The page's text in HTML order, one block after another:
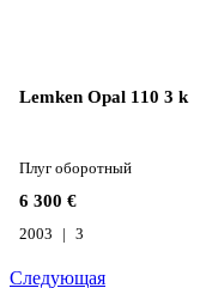
Lemken Opal 110 3 k
6 300 €
Плуг оборотный
2003 3
Следующая